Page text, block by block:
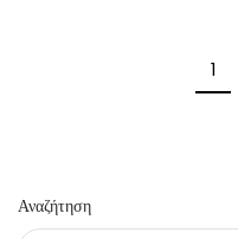
1
Αναζήτηση